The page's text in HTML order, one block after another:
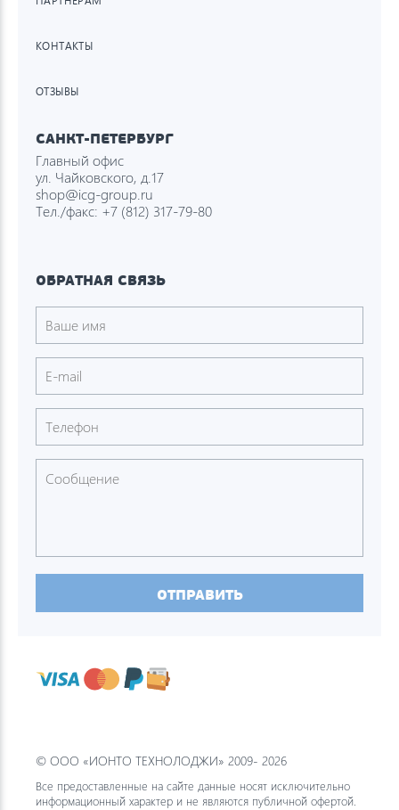
КОНТАКТЫ
ОТЗЫВЫ
САНКТ-ПЕТЕРБУРГ
Главный офис
ул. Чайковского, д.17
shop@icg-group.ru
Тел./факс: +7 (812) 317-79-80
ОБРАТНАЯ СВЯЗЬ
ОТПРАВИТЬ
© ООО «ИОНТО ТЕХНОЛОДЖИ» 2009- 2026
Все предоставленные на сайте данные носят исключительно
информационный характер и не являются публичной офертой.